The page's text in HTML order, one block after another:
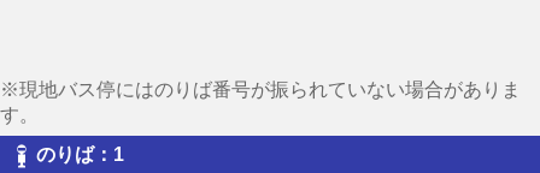
※現地バス停にはのりば番号が振られていない場合がありま
す。
のりば：1